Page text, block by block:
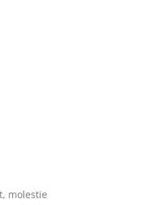
molestie